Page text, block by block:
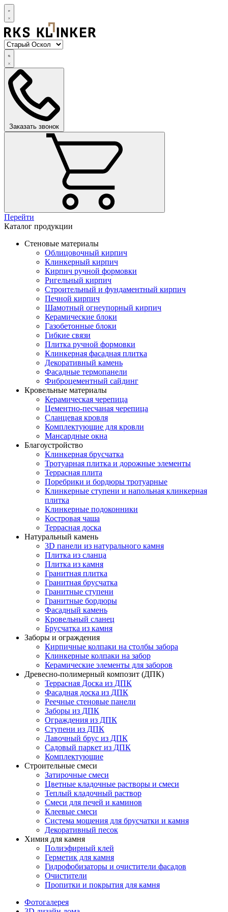
Заказать звонок
Перейти
Каталог продукции
Стеновые материалы
Облицовочный кирпич
Клинкерный кирпич
Кирпич ручной формовки
Ригельный кирпич
Строительный и фундаментный кирпич
Печной кирпич
Шамотный огнеупорный кирпич
Керамические блоки
Газобетонные блоки
Гибкие связи
Плитка ручной формовки
Клинкерная фасадная плитка
Декоративный камень
Фасадные термопанели
Фиброцементный сайдинг
Кровельные материалы
Керамическая черепица
Цементно-песчаная черепица
Сланцевая кровля
Комплектующие для кровли
Мансардные окна
Благоустройство
Клинкерная брусчатка
Тротуарная плитка и дорожные элементы
Террасная плита
Поребрики и бордюры тротуарные
Клинкерные ступени и напольная клинкерная
плитка
Клинкерные подоконники
Костровая чаша
Террасная доска
Натуральный камень
3D панели из натурального камня
Плитка из сланца
Плитка из камня
Гранитная плитка
Гранитная брусчатка
Гранитные ступени
Гранитные бордюры
Фасадный камень
Кровельный сланец
Брусчатка из камня
Заборы и ограждения
Кирпичные колпаки на столбы забора
Клинкерные колпаки на забор
Керамические элементы для заборов
Древесно-полимерный композит (ДПК)
Террасная Доска из ДПК
Фасадная доска из ДПК
Реечные стеновые панели
Заборы из ДПК
Ограждения из ДПК
Ступени из ДПК
Лавочный брус из ДПК
Садовый паркет из ДПК
Комплектующие
Строительные смеси
Затирочные смеси
Цветные кладочные растворы и смеси
Теплый кладочный раствор
Смеси для печей и каминов
Клеевые смеси
Система мощения для брусчатки и камня
Декоративный песок
Химия для камня
Полиэфирный клей
Герметик для камня
Гидрофобизаторы и очистители фасадов
Очистители
Пропитки и покрытия для камня
Фотогалерея